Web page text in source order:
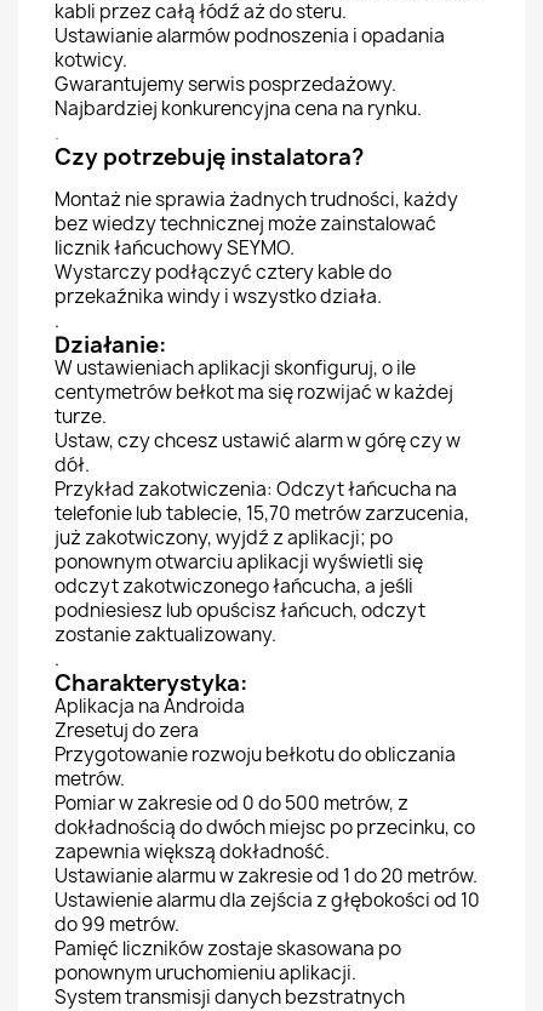
kabli przez całą łódź aż do steru.
Ustawianie alarmów podnoszenia i opadania
kotwicy.
Gwarantujemy serwis posprzedażowy.
Najbardziej konkurencyjna cena na rynku.
.
Czy potrzebuję instalatora?
Montaż nie sprawia żadnych trudności, każdy
bez wiedzy technicznej może zainstalować
licznik łańcuchowy SEYMO.
Wystarczy podłączyć cztery kable do
przekaźnika windy i wszystko działa.
.
Działanie:
W ustawieniach aplikacji skonfiguruj, o ile
centymetrów bełkot ma się rozwijać w każdej
turze.
Ustaw, czy chcesz ustawić alarm w górę czy w
dół.
Przykład zakotwiczenia: Odczyt łańcucha na
telefonie lub tablecie, 15,70 metrów zarzucenia,
już zakotwiczony, wyjdź z aplikacji; po
ponownym otwarciu aplikacji wyświetli się
odczyt zakotwiczonego łańcucha, a jeśli
podniesiesz lub opuścisz łańcuch, odczyt
zostanie zaktualizowany.
.
Charakterystyka:
Aplikacja na Androida
Zresetuj do zera
Przygotowanie rozwoju bełkotu do obliczania
metrów.
Pomiar w zakresie od 0 do 500 metrów, z
dokładnością do dwóch miejsc po przecinku, co
zapewnia większą dokładność.
Ustawianie alarmu w zakresie od 1 do 20 metrów.
Ustawienie alarmu dla zejścia z głębokości od 10
do 99 metrów.
Pamięć liczników zostaje skasowana po
ponownym uruchomieniu aplikacji.
System transmisji danych bezstratnych